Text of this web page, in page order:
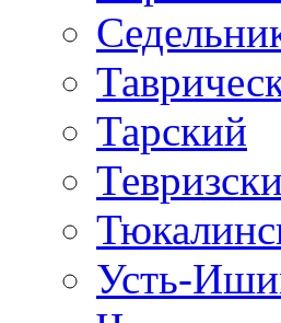
Тарский
Усть-